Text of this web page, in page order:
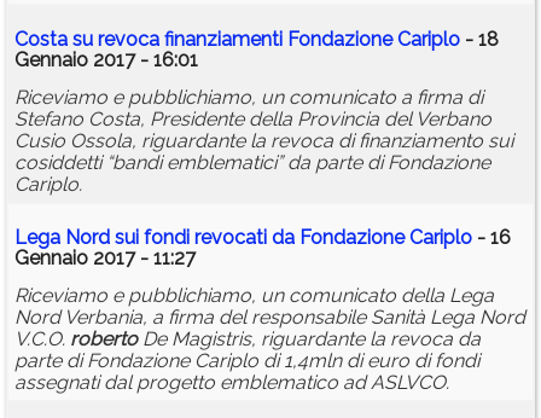
Costa su revoca finanziamenti Fondazione Cariplo - 18
Gennaio 2017 - 16:01
Riceviamo e pubblichiamo, un comunicato a firma di
Stefano Costa, Presidente della Provincia del Verbano
Cusio Ossola, riguardante la revoca di finanziamento sui
cosiddetti “bandi emblematici” da parte di Fondazione
Cariplo.
Lega Nord sui fondi revocati da Fondazione Cariplo - 16
Gennaio 2017 - 11:27
Riceviamo e pubblichiamo, un comunicato della Lega
Nord Verbania, a firma del responsabile Sanità Lega Nord
V.C.O. robertoDe Magistris, riguardante la revoca da
parte di Fondazione Cariplo di 1,4mln di euro di fondi
assegnati dal progetto emblematico ad ASLVCO.